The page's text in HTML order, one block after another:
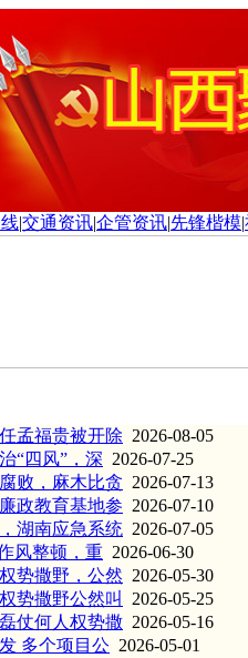
|交通资讯|企管资讯|先锋楷模|
孟福贵被开除 2026-08-05
“四风”，深 2026-07-25
败，麻木比贪 2026-07-13
政教育基地参 2026-07-10
湖南应急系统 2026-07-05
风整顿，重 2026-06-30
势撒野，公然 2026-05-30
势撒野公然叫
2026-05-25
仗何人权势撒 2026-05-16
多个项目公 2026-05-01